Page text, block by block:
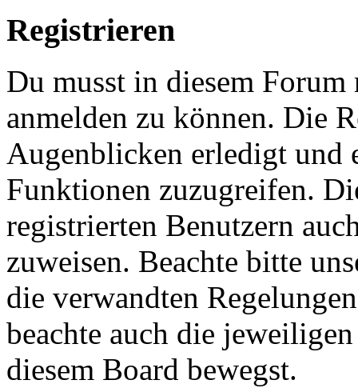
Registrieren
Du musst in diesem
anmelden zu können. Die
Augenblicken erledigt und
Funktionen zuzugreifen.
registrierten Benutzern
zuweisen. Beachte bitte
die verwandten
beachte auch die
diesem Board bewegst.